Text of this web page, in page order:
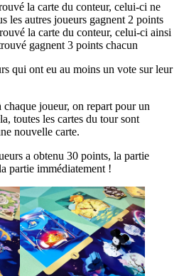
la carte du conteur, celui-ci ne
les autres joueurs gagnent 2 points
la carte du conteur, celui-ci ainsi
gagnent 3 points chacun
qui ont eu au moins un vote sur leur
joueur, on repart pour un
toutes les cartes du tour sont
nouvelle carte.
a obtenu 30 points, la partie
partie immédiatement !